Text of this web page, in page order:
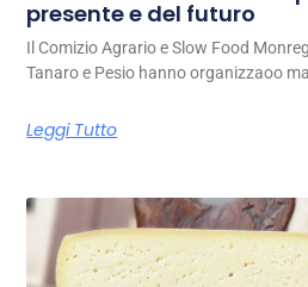
presente e del futuro
Il Comizio Agrario e Slow Food
Tanaro e Pesio hanno organizzaoo
Leggi Tutto